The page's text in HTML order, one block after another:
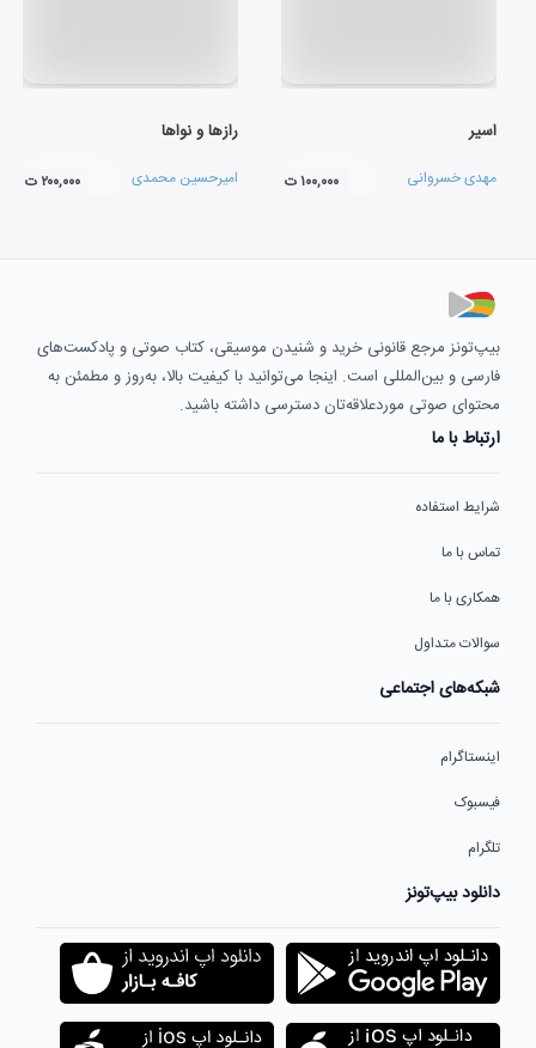
اسیر
مهدی خسروانی ۱۰۰,۰۰۰ ت
رازها و نواها
امیرحسین محمدی ۲۰۰,۰۰۰ ت
بیپ‌تونز مرجع قانونی خرید و شنیدن موسیقی، کتاب صوتی و پادکست‌های
فارسی و بین‌المللی است. اینجا می‌توانید با کیفیت بالا، به‌روز و مطمئن به
محتوای صوتی موردعلاقه‌تان دسترسی داشته باشید.
ارتباط با ما
شرایط استفاده
تماس با ما
همکاری با ما
سوالات متداول
شبکه‌های اجتماعی
اینستاگرام
فیسبوک
تلگرام
دانلود بیپ‌تونز